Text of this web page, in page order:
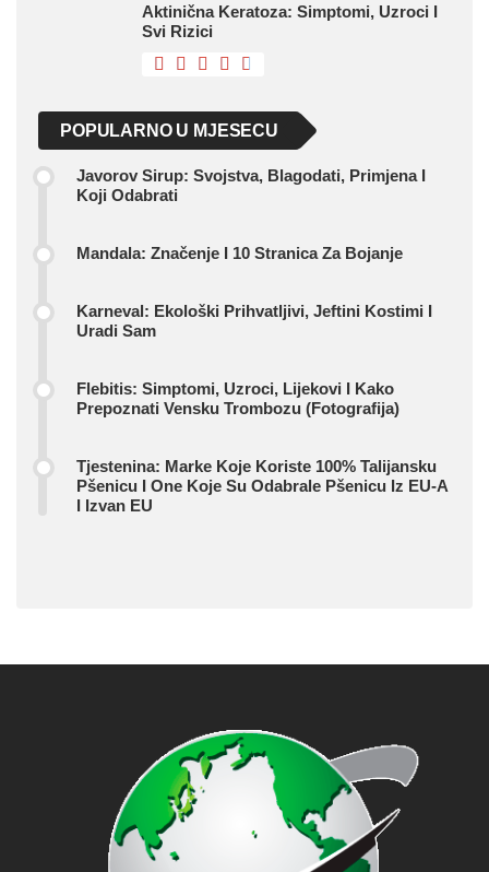
Aktinična Keratoza: Simptomi, Uzroci I
Svi Rizici
POPULARNO U MJESECU
Javorov Sirup: Svojstva, Blagodati, Primjena I
Koji Odabrati
Mandala: Značenje I 10 Stranica Za Bojanje
Karneval: Ekološki Prihvatljivi, Jeftini Kostimi I
Uradi Sam
Flebitis: Simptomi, Uzroci, Lijekovi I Kako
Prepoznati Vensku Trombozu (fotografija)
Tjestenina: Marke Koje Koriste 100% Talijansku
Pšenicu I One Koje Su Odabrale Pšenicu Iz EU-A
I Izvan EU